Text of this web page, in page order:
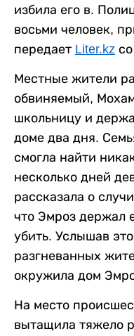
избила его в.
восьми человек,
передает Liter.kz
Местные жители
обвиняемый,
школьницу и
доме два дня.
смогла найти
несколько дней
рассказала о
что Эмроз держал
убить. Услышав
разгневанных
окружила дом
На место
вытащила тяжело